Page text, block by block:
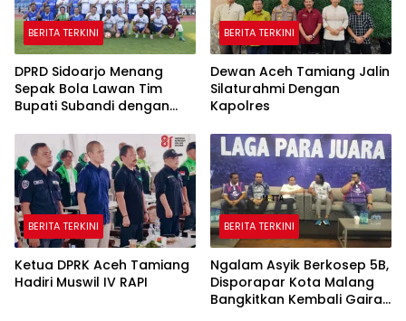
BERITA TERKINI
DPRD Sidoarjo Menang
Sepak Bola Lawan Tim
Bupati Subandi dengan
BERITA TERKINI
Dewan Aceh Tamiang Jalin
Silaturahmi Dengan
Kapolres
BERITA TERKINI
Ketua DPRK Aceh Tamiang
Hadiri Muswil IV RAPI
BERITA TERKINI
Ngalam Asyik Berkosep 5B,
Disporapar Kota Malang
Bangkitkan Kembali Gairah